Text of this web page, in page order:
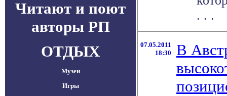
Читают и поют
авторы РП
ОТДЫХ
Музеи
Игры
. . .
07.05.2011
18:30
В